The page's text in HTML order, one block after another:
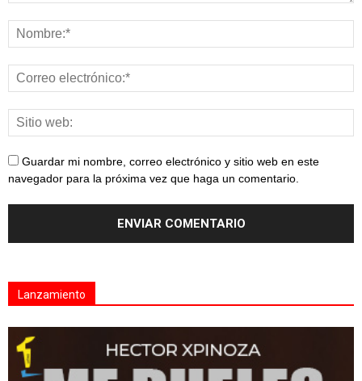
Guardar mi nombre, correo electrónico y sitio web en este
navegador para la próxima vez que haga un comentario.
Lanzamiento